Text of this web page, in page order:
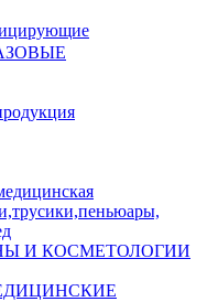
И КОСМЕТОЛОГИИ